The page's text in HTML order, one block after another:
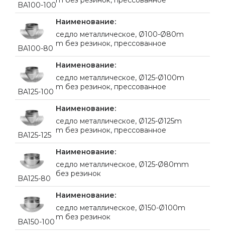
BA100-100
BA100-80
cедло металлическое, Ø100-Ø80m
m без резинок, прессованное
BA125-100
cедло металлическое, Ø125-Ø100m
m без резинок, прессованное
BA125-125
cедло металлическое, Ø125-Ø125m
m без резинок, прессованное
BA125-80
cедло металлическое, Ø125-Ø80mm
без резинок
BA150-100
cедло металлическое, Ø150-Ø100m
m без резинок